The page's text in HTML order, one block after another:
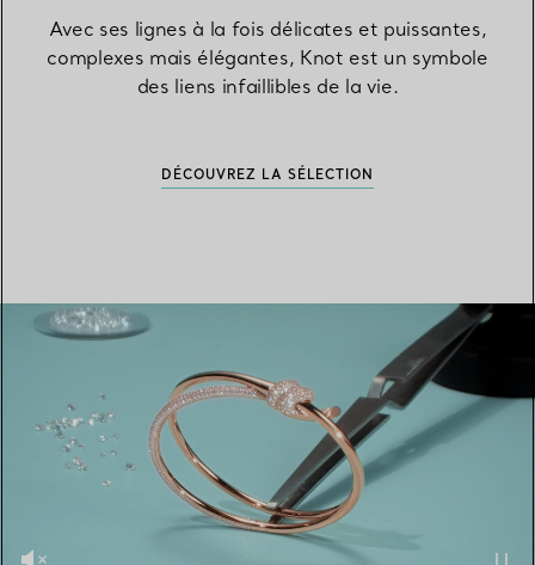
Avec ses lignes à la fois délicates et puissantes,
complexes mais élégantes, Knot est un symbole
des liens infaillibles de la vie.
DÉCOUVREZ LA SÉLECTION